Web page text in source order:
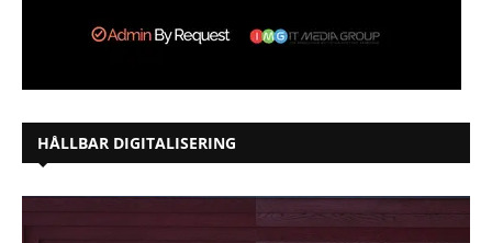
HÅLLBAR DIGITALISERING